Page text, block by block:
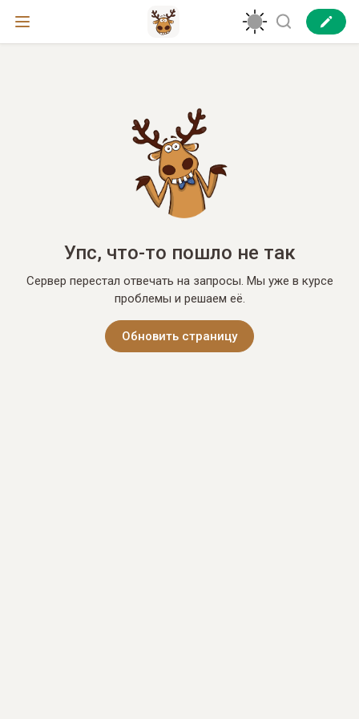
Упс, что-то пошло не так
Сервер перестал отвечать на запросы. Мы уже в курсе
проблемы и решаем её.
Обновить страницу